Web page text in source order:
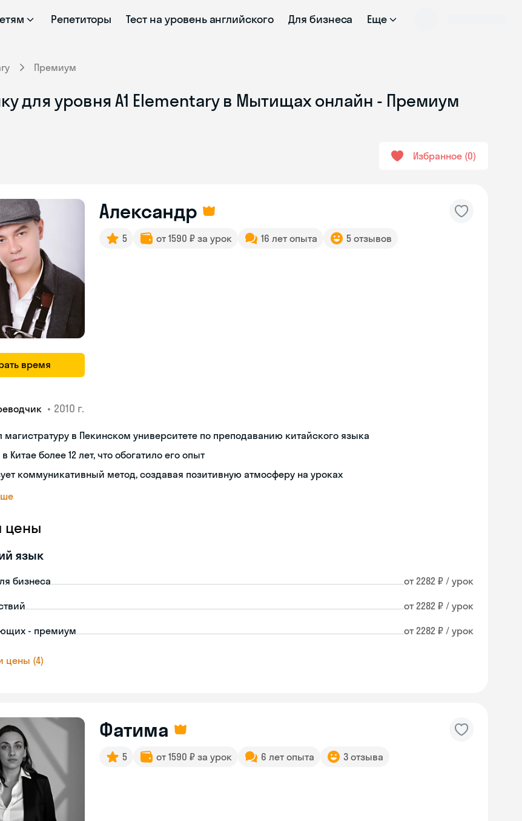
Репетиторы Тест на уровень английского Для бизнеса Еще
Премиум
для уровня A1 Elementary в Мытищах онлайн - Премиум
Избранное 0
время
Александр
5 от 1590 ₽ за урок 16 лет опыта 5 отзывов
• 2010 г.
магистратуру в Пекинском университете по преподаванию китайского языка
Китае более 12 лет, что обогатило его опыт
коммуникативный метод, создавая позитивную атмосферу на уроках
цены
язык
бизнеса от 2282 ₽ / урок
от 2282 ₽ / урок
- премиум от 2282 ₽ / урок
цены (4)
Фатима
5 от 1590 ₽ за урок 6 лет опыта 3 отзыва